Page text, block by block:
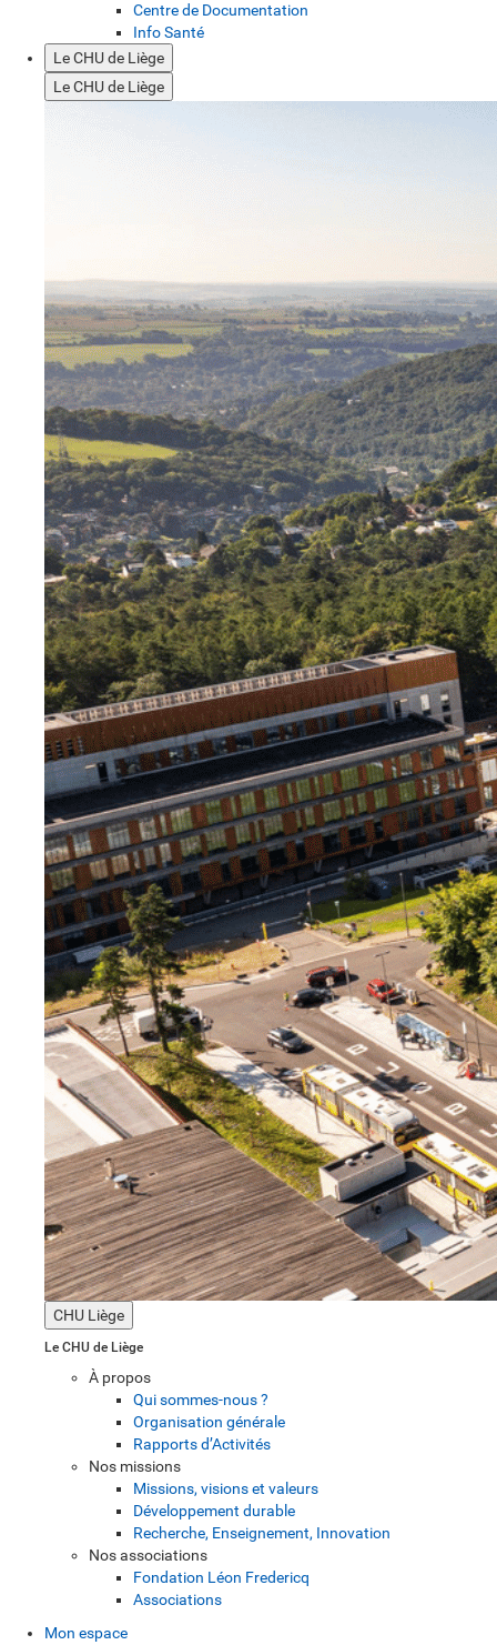
Centre de Documentation
Info Santé
Le CHU de Liège
Le CHU de Liège
CHU Liège
Le CHU de Liège
À propos
Qui sommes-nous ?
Organisation générale
Rapports d’Activités
Nos missions
Missions, visions et valeurs
Développement durable
Recherche, Enseignement, Innovation
Nos associations
Fondation Léon Fredericq
Associations
Mon espace